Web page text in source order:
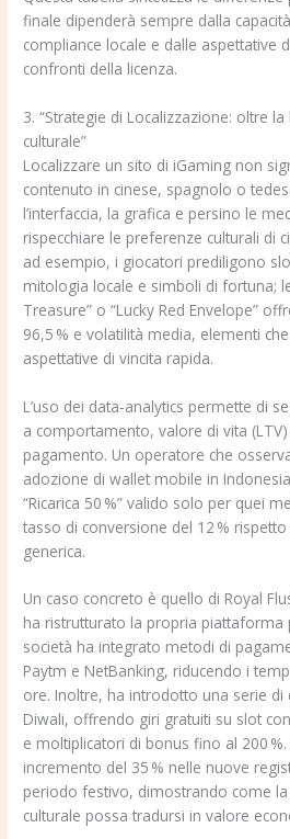
finale dipenderà sempre dalla
compliance locale e dalle aspettative
confronti della licenza.
3. “Strategie di Localizzazione: oltre
culturale”
Localizzare un sito di iGaming non
contenuto in cinese, spagnolo o
l’interfaccia, la grafica e persino le
rispecchiare le preferenze culturali di
ad esempio, i giocatori prediligono
mitologia locale e simboli di fortuna;
Treasure” o “Lucky Red Envelope”
96,5 % e volatilità media, elementi
aspettative di vincita rapida.
L’uso dei data‑analytics permette di
a comportamento, valore di vita
pagamento. Un operatore che
adozione di wallet mobile in
“Ricarica 50 %” valido solo per quei
tasso di conversione del 12 %
generica.
Un caso concreto è quello di Royal
ha ristrutturato la propria piattaforma
società ha integrato metodi di
Paytm e NetBanking, riducendo i
ore. Inoltre, ha introdotto una serie di
Diwali, offrendo giri gratuiti su slot
e moltiplicatori di bonus fino al 200
incremento del 35 % nelle nuove
periodo festivo, dimostrando come
culturale possa tradursi in valore